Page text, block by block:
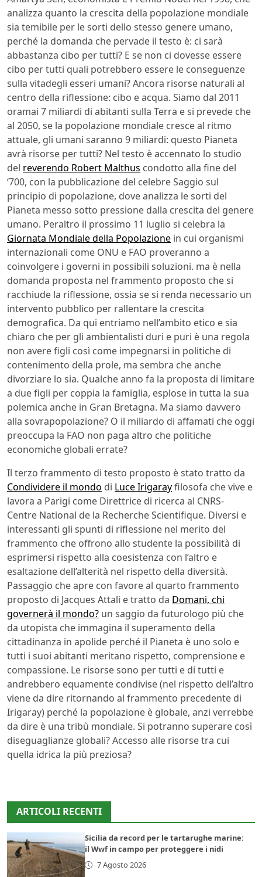
analizza quanto la crescita della popolazione mondiale
sia temibile per le sorti dello stesso genere umano,
perché la domanda che pervade il testo è: ci sarà
abbastanza cibo per tutti? E se non ci dovesse essere
cibo per tutti quali potrebbero essere le conseguenze
sulla vitadegli esseri umani? Ancora risorse naturali al
centro della riflessione: cibo e acqua. Siamo dal 2011
oramai 7 miliardi di abitanti sulla Terra e si prevede che
al 2050, se la popolazione mondiale cresce al ritmo
attuale, gli umani saranno 9 miliardi: questo Pianeta
avrà risorse per tutti? Nel testo è accennato lo studio
del reverendo Robert Malthus condotto alla fine del
‘700, con la pubblicazione del celebre Saggio sul
principio di popolazione, dove analizza le sorti del
Pianeta messo sotto pressione dalla crescita del genere
umano. Peraltro il prossimo 11 luglio si celebra la
Giornata Mondiale della Popolazione in cui organismi
internazionali come ONU e FAO proveranno a
coinvolgere i governi in possibili soluzioni. ma è nella
domanda proposta nel frammento proposto che si
racchiude la riflessione, ossia se si renda necessario un
intervento pubblico per rallentare la crescita
demografica. Da qui entriamo nell’ambito etico e sia
chiaro che per gli ambientalisti duri e puri è una regola
non avere figli così come impegnarsi in politiche di
contenimento della prole, ma sembra che anche
divorziare lo sia. Qualche anno fa la proposta di limitare
a due figli per coppia la famiglia, esplose in tutta la sua
polemica anche in Gran Bretagna. Ma siamo davvero
alla sovrapopolazione? O il miliardo di affamati che oggi
preoccupa la FAO non paga altro che politiche
economiche globali errate?
Il terzo frammento di testo proposto è stato tratto da
Condividere il mondo di Luce Irigarayfilosofa che vive e
lavora a Parigi come Direttrice di ricerca al CNRS-
Centre National de la Recherche Scientifique. Diversi e
interessanti gli spunti di riflessione nel merito del
frammento che offrono allo studente la possibilità di
esprimersi rispetto alla coesistenza con l’altro e
esaltazione dell’alterità nel rispetto della diversità.
Passaggio che apre con favore al quarto frammento
proposto di Jacques Attali e tratto da Domani, chi
governerà il mondo? un saggio da futurologo più che
da utopista che immagina il superamento della
cittadinanza in apolide perché il Pianeta è uno solo e
tutti i suoi abitanti meritano rispetto, comprensione e
compassione. Le risorse sono per tutti e di tutti e
andrebbero equamente condivise (nel rispetto dell’altro
viene da dire ritornando al frammento precedente di
Irigaray) perché la popolazione è globale, anzi verrebbe
da dire è una tribù mondiale. Si potranno superare così
diseguaglianze globali? Accesso alle risorse tra cui
quella idrica la più preziosa?
ARTICOLI RECENTI
Sicilia da record per le tartarughe marine:
il Wwf in campo per proteggere i nidi
7 Agosto 2026